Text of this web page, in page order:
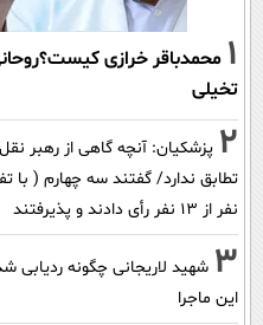
1 محمدباقر خرازی
تخیلی
2 پزشکیان‌: آنچه گاهی از رهبر
نفر از 13 نفر رأی دادند و پذیرفتند
3 شهید لاریجانی چگونه ردیابی
این ماجرا